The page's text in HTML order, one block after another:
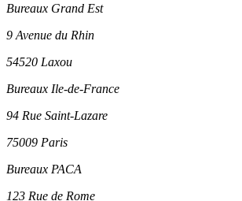
Bureaux Grand Est
9 Avenue du Rhin
54520 Laxou
Bureaux Ile-de-France
94 Rue Saint-Lazare
75009 Paris
Bureaux PACA
123 Rue de Rome